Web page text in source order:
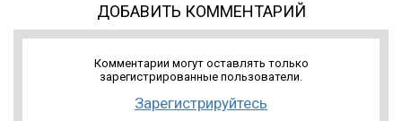
ДОБАВИТЬ КОММЕНТАРИЙ
Комментарии могут оставлять только
зарегистрированные пользователи.
Зарегистрируйтесь